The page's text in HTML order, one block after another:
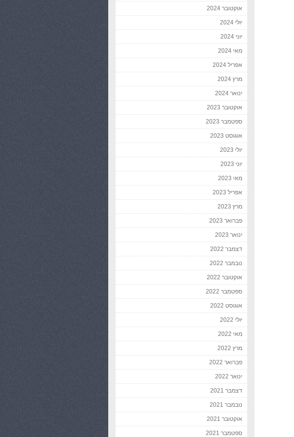
אוקטובר 2024
יולי 2024
יוני 2024
מאי 2024
אפריל 2024
מרץ 2024
ינואר 2024
אוקטובר 2023
ספטמבר 2023
אוגוסט 2023
יולי 2023
יוני 2023
מאי 2023
אפריל 2023
מרץ 2023
פברואר 2023
ינואר 2023
דצמבר 2022
נובמבר 2022
אוקטובר 2022
ספטמבר 2022
אוגוסט 2022
יולי 2022
מאי 2022
מרץ 2022
פברואר 2022
ינואר 2022
דצמבר 2021
נובמבר 2021
אוקטובר 2021
ספטמבר 2021